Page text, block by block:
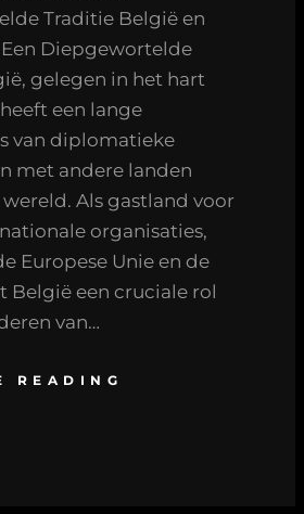
Traditie België en
Diepgewortelde
gelegen in het hart
een lange
van diplomatieke
met andere landen
Als gastland voor
organisaties,
Europese Unie en de
België een cruciale rol
van…
READING